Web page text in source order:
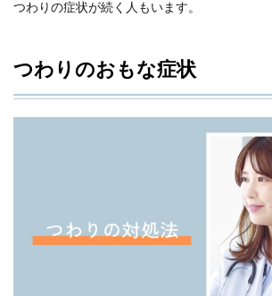
つわりの症状が続く人もいます。
つわりのおもな症状